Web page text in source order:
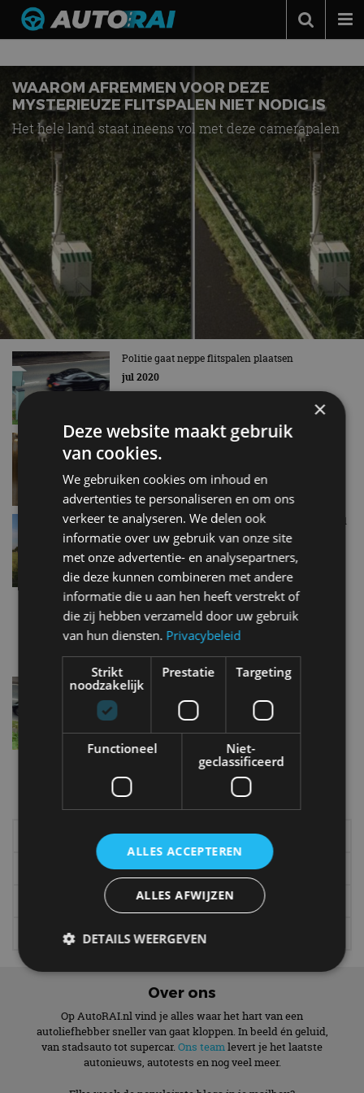
Podcast
Autotests
Automerken
Adverteren
Contact
MotorRAI.nl
Nieuws over
WAAROM AFREMMEN VOOR DEZE
MYSTERIEUZE FLITSPALEN NIET NODIG IS
Het hele land staat ineens vol met deze camerapalen
Politie gaat neppe flitspalen plaatsen
jul 2020
Hoera: flitspalen in Google Maps
mei 2019
Italië telt meeste flitspalen, België hoogste aantal
per km2
apr 2019
Flitspalen hebben een jaloersmakend ‘uurloon’
apr 2017
Opgelet: België heeft een superflitspaal!
Meer autonieuws
Alle categorieën van AutoRAI.nl
Elektrisch
Autotests
Interview
Column
Gadgets
Tech
Video
Over ons
Op AutoRAI.nl vind je alles waar het hart van een
autoliefhebber sneller van gaat kloppen. In beeld én geluid,
van stadsauto tot supercar. Ons teamlevert je het laatste
autonieuws, autotests en nog veel meer.
×
Deze website maakt gebruik
van cookies.
We gebruiken cookies om inhoud en
advertenties te personaliseren en om ons
verkeer te analyseren. We delen ook
informatie over uw gebruik van onze site
met onze advertentie- en analysepartners,
die deze kunnen combineren met andere
informatie die u aan hen heeft verstrekt of
die zij hebben verzameld door uw gebruik
van hun diensten. Privacybeleid
Strikt
noodzakelijk
Prestatie Targeting
Functioneel
Niet-
geclassificeerd
ALLES ACCEPTEREN
ALLES AFWIJZEN
DETAILS WEERGEVEN
Functioneel
Niet-geclassificeerd
Strikt noodzakelijke cookies maken de
kernfunctionaliteiten van de website mogelijk, zoals